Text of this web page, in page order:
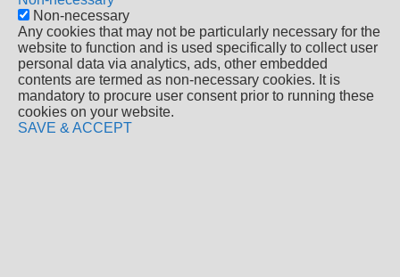
Non-necessary
Any cookies that may not be particularly necessary for the
website to function and is used specifically to collect user
personal data via analytics, ads, other embedded
contents are termed as non-necessary cookies. It is
mandatory to procure user consent prior to running these
cookies on your website.
SAVE & ACCEPT